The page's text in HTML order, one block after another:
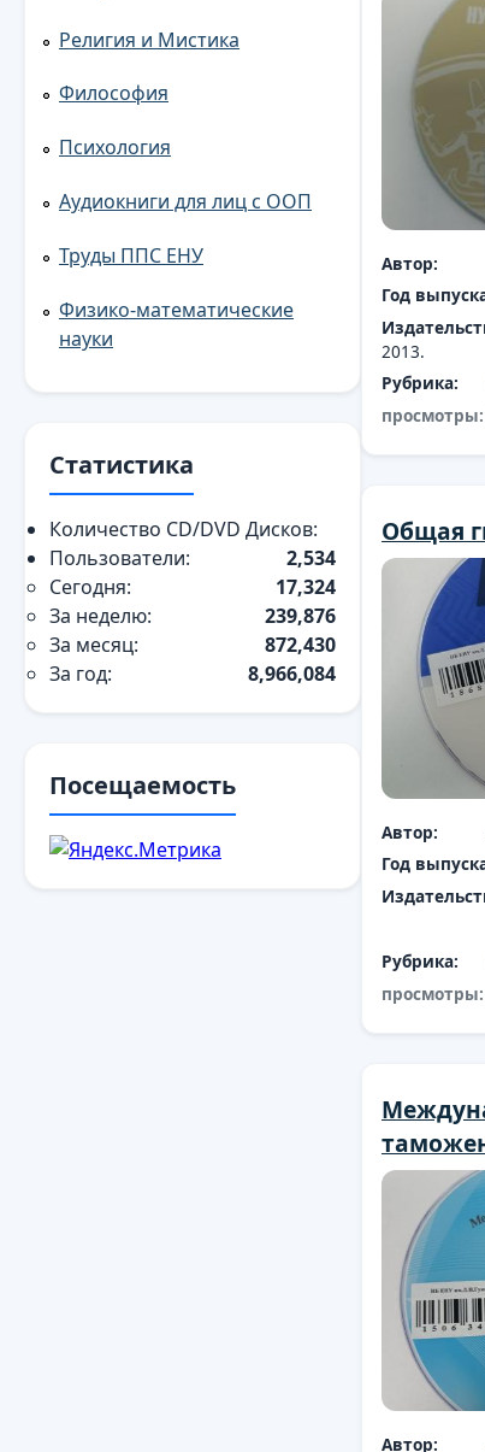
Автор:
Год
2013.
Рубрика:
просмотры:
Общая
Автор:
Год
Рубрика:
просмотры:
Автор:
Религия и Мистика
Философия
Психология
Аудиокниги для лиц с ООП
Труды ППС ЕНУ
Физико-математические
науки
Статистика
Количество CD/DVD Дисков:
2,534
Пользователи:
Сегодня:
17,324
За неделю:
239,876
За месяц:
872,430
За год:
8,966,084
Посещаемость